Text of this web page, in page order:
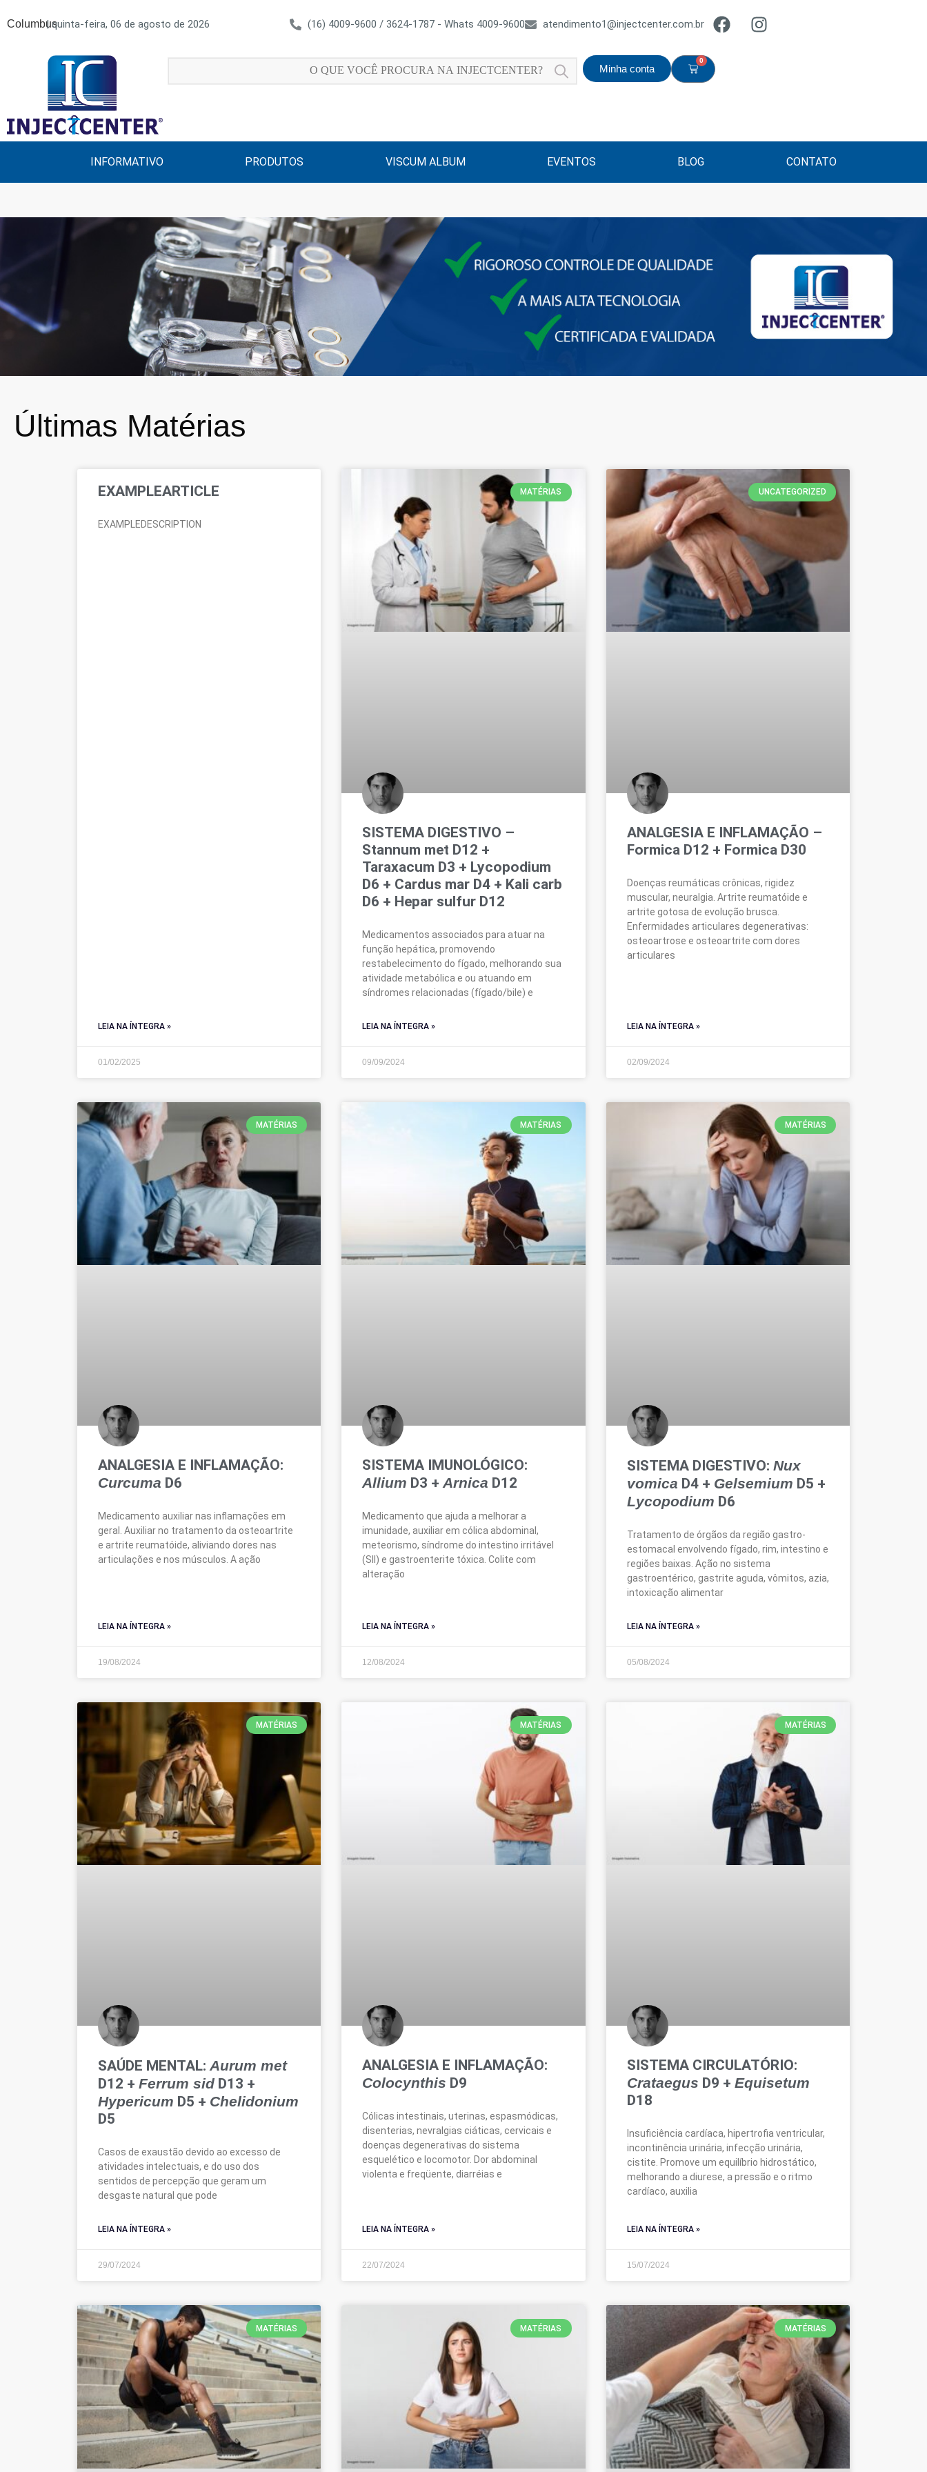
Columbus| quinta-feira, 06 de agosto de 2026 (16) 4009-9600 / 3624-1787 - Whats 4009-9600 atendimento1@injectcenter.com.br
Minha conta
0
INFORMATIVO PRODUTOS VISCUM ALBUM EVENTOS BLOG CONTATO
Últimas Matérias
EXAMPLEARTICLE
EXAMPLEDESCRIPTION
LEIA NA ÍNTEGRA »
01/02/2025
MATÉRIAS
SISTEMA DIGESTIVO –
Stannum met D12 +
Taraxacum D3 + Lycopodium
D6 + Cardus mar D4 + Kali carb
D6 + Hepar sulfur D12
Medicamentos associados para atuar na
função hepática, promovendo
restabelecimento do fígado, melhorando sua
atividade metabólica e ou atuando em
síndromes relacionadas (fígado/bile) e
LEIA NA ÍNTEGRA »
09/09/2024
UNCATEGORIZED
ANALGESIA E INFLAMAÇÃO –
Formica D12 + Formica D30
Doenças reumáticas crônicas, rigidez
muscular, neuralgia. Artrite reumatóide e
artrite gotosa de evolução brusca.
Enfermidades articulares degenerativas:
osteoartrose e osteoartrite com dores
articulares
LEIA NA ÍNTEGRA »
02/09/2024
MATÉRIAS
ANALGESIA E INFLAMAÇÃO:
Curcuma D6
Medicamento auxiliar nas inflamações em
geral. Auxiliar no tratamento da osteoartrite
e artrite reumatóide, aliviando dores nas
articulações e nos músculos. A ação
LEIA NA ÍNTEGRA »
19/08/2024
MATÉRIAS
SISTEMA IMUNOLÓGICO:
Allium D3 +Arnica D12
Medicamento que ajuda a melhorar a
imunidade, auxiliar em cólica abdominal,
meteorismo, síndrome do intestino irritável
(SII) e gastroenterite tóxica. Colite com
alteração
LEIA NA ÍNTEGRA »
12/08/2024
MATÉRIAS
SISTEMA DIGESTIVO: Nux
vomica D4 + Gelsemium D5 +
Lycopodium D6
Tratamento de órgãos da região gastro-
estomacal envolvendo fígado, rim, intestino e
regiões baixas. Ação no sistema
gastroentérico, gastrite aguda, vômitos, azia,
intoxicação alimentar
LEIA NA ÍNTEGRA »
05/08/2024
MATÉRIAS
SAÚDE MENTAL:Aurum met
D12 + Ferrum sid D13 +
Hypericum D5 + Chelidonium
D5
Casos de exaustão devido ao excesso de
atividades intelectuais, e do uso dos
sentidos de percepção que geram um
desgaste natural que pode
LEIA NA ÍNTEGRA »
29/07/2024
MATÉRIAS
ANALGESIA E INFLAMAÇÃO:
Colocynthis D9
Cólicas intestinais, uterinas, espasmódicas,
disenterias, nevralgias ciáticas, cervicais e
doenças degenerativas do sistema
esquelético e locomotor. Dor abdominal
violenta e freqüente, diarréias e
LEIA NA ÍNTEGRA »
22/07/2024
MATÉRIAS
SISTEMA CIRCULATÓRIO:
Crataegus D9 + Equisetum
D18
Insuficiência cardíaca, hipertrofia ventricular,
incontinência urinária, infecção urinária,
cistite. Promove um equilíbrio hidrostático,
melhorando a diurese, a pressão e o ritmo
cardíaco, auxilia
LEIA NA ÍNTEGRA »
15/07/2024
MATÉRIAS MATÉRIAS MATÉRIAS